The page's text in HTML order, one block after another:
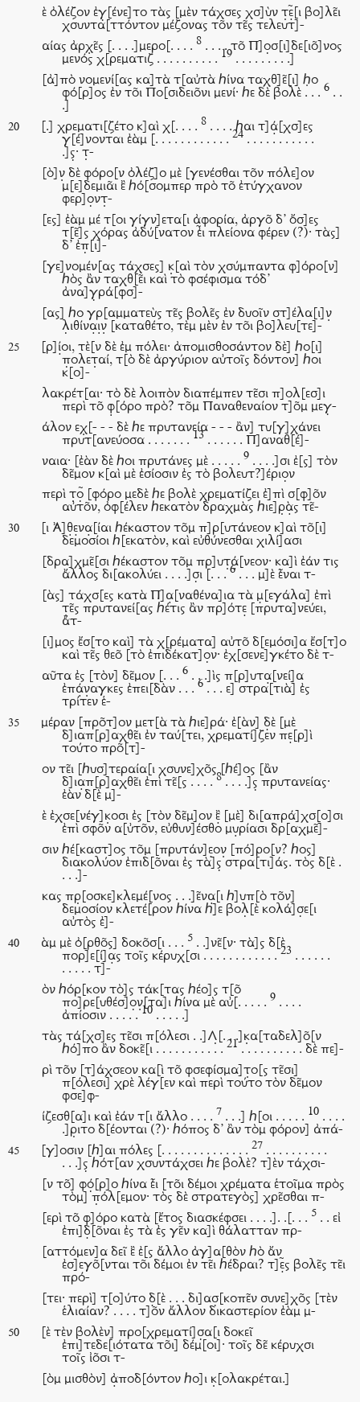
ὲ ὀλέζον ἐγ̣[ένε]το τὰς [μὲν τάχσες χσ]ὺν τ̣ε̣͂[ι βο]λε͂ι
χσυντα[ττόντον μέζονας το͂ν τε͂ς τελευτ]-
αίας ἀρχ̣ε͂ς [. . . .]μερο[. . . .8 . . . . το͂ Π]ο̣σ[ι]δε[ιο͂]νος
μενός χ[ρεματιζ . . . . . . . . . . 19 . . . . . . . . .]
[ἀ]πὸ νομενί[ας κα]τὰ τ[αὐτὰ ℎίνα ταχθ]ε͂[ι] ℎ̣ο
φό[ρ]ος ἐν το͂ι Πο[σιδειο͂νι μενί· ℎε δὲ βολὲ . . .6 . .
.]
20 [.] χρεματι[ζέτο κ]αὶ χ[. . . .8 . . . . ℎαι τ]ά̣[χσ]ες
γ[έ]νονται ἐὰμ [. . . . . . . . . . . .24 . . . . . . . . . . .
.]ς̣· τ̣-
[ὸ]ν̣ δὲ φόρο[ν ὀλέζ]ο μὲ [γενέσθαι το͂ν πόλε]ον
μ[ε]δεμιᾶι ἒ ℎό[σομπερ πρὸ το͂ ἐτύγχανον
φερ]ο̣ντ̣-
[ες] ἐὰμ μέ τ[οι γίγν]ετα[ι ἀφορία, ἀργο͂ δ’ ὄσ]ες
τ[ε͂]ς χόρας ἀδύ[νατον ἐ̃ι πλείονα φέρεν (?)· τὰς]
δ’ ἐπ̣[ι]-
[γε]νομέν[ας τάχσες] κ̣[αὶ τὸν χσύμπαντα φ]όρο[ν]
ℎὸς ἂν ταχθ[ε͂ι καὶ τὸ φσέφισμα τόδ’
ἀνα]γ̣ρά[φσ]-
[ας] ℎο γρ[αμματεὺς τε͂ς βολε͂ς ἐν δυοῖν στ]έλα[ι]ν̣
λ̣ιθίνα̣ι̣ν̣ [καταθέτο, τὲμ μὲν ἐν το͂ι βο]λευ[τε]-
25
[ρ]ί̣οι, τὲ[ν δὲ ἐμ πόλει· ἀπομισθοσάντον δὲ] ℎο[ι]
π̣ολετ̣αί, τ[ὸ δὲ ἀργύριον αὐτοῖς δόντον] ℎοι
κ[ο]-
λακρέτ[αι· τὸ δὲ λοιπὸν διαπέμπεν τε͂σι π]ολ[εσ]ι
περὶ το͂ φ̣[όρο πρὸ? το͂μ Παναθεναίον τ]ο͂μ μεγ̣-
άλον εχ̣[- - - δὲ ℎε πρυτανεία - - - ἂν] τυ[γ]χάνει
πρυτ[ανεύοσα . . . . . . . 13 . . . . . . Π]αναθ[έ]-
ναια· [ἐὰν δὲ ℎοι πρυτάνες μὲ . . . . . 9 . . . .]σι ἐ[ς] τὸν
δε͂μον κ[αὶ μὲ ἐσίοσιν ἐς τὸ βολευτ?]έριο̣ν
περὶ τ̣ο̣͂ [φόρο μεδὲ ℎε βολὲ χρεματίζει ἐ]πὶ σ[φ]ο͂ν
αὐτο͂ν, ὀφ[έλεν ℎεκατὸν δραχμὰς ℎιε]ρ̣ὰ̣ς τε͂-
30
[ι Ἀ]θ̣ε̣να̣[ίαι ℎέκαστον το͂μ π]ρ[υτάνεον κ]αὶ το͂[ι]
δεμοσίοι ℎ[εκατὸν, καὶ εὐθύνεσθαι χιλί]ασι
[δρα]χμε͂[σι ℎέκαστον το͂μ πρ]υτ̣ά̣[νεον· κα]ὶ ἐάν τις
ἄλλος δι[ακολύει . . . .]σ̣ι [. . .6 . . . μ]ὲ ἐ͂ναι τ-
[ὰς] τάχσ[ες κατὰ Π]α̣[ναθένα]ια τὰ μ̣[εγάλα] ἐπὶ
τ̣ε͂ς πρυτανεί[ας ℎέτις ἂν πρ]ότε̣ [πρυτα]νεύει,
ἄτ-
[ι]μος ἔσ[το καὶ] τὰ χ[ρέματα] αὐτο͂ δ[εμόσι]α ἔσ[τ]ο
καὶ τε͂ς θεο͂ [τὸ ἐπιδέκατ]ο̣ν· ἐχ[σενε]γκέτο δὲ τ-
αῦτα ἐς [τὸν] δε͂μον [. . .6 . . .]ὶς π[ρ]υτα̣[νεί]α
ἐπά̣ν̣αγκες ἐπει[δὰν . . .6 . . . ε] στρα[τιὰ] ἐς
τρίτεν ἑ-
35
μέραν [προ͂τ]ον μετ[ὰ τὰ ℎιε]ρά· ἐ[ὰν] δ̣ὲ [μὲ
δ]ιαπ[ρ]αχθε͂ι ἐν ταύ[τει, χρεματί]ζεν πε̣[ρ]ὶ
τούτο προ͂[τ]-
ον τε͂ι [ℎυσ]τεραία[ι χσυνε]χο͂ς [ℎέ]ος [ἂν
δ]ια̣π[ρ]αχθε͂ι ἐπὶ τε͂[ς . . . .8 . . . .]ς̣ πρυτανείας·
ἐὰν δ[ὲ μ]-
ὲ ἐχσε[νέγ]κ̣οσι ἐς [τὸν δε͂μ]ον ἒ̣ [μὲ] δι[απρά]χσ[ο]σι
ἐπὶ σφο͂ν α[ὐτο͂ν, εὐθυν]έσθο μυ̣ρίασι δρ[αχμε͂]-
σιν ℎέ[καστ]ος το͂μ [πρυτάν]ε̣ον̣ [πό]ρο[ν? ℎος]
διακολύον ἐπιδ[ο͂ναι ἐς τὰ]ς̣ στρα[τι]άς. τὸς δ[ὲ .
. . .]-
κας πρ̣[οσκε]κλεμέ[νος . . .]ε͂να̣[ι ℎ]υπ[ὸ το͂ν]
δεμοσίον κλετέ[ρον ℎίνα ℎ]ε βολ̣[ὲ κολά]σ̣ε[ι
αὐτὸς ἐ]-
40 ὰμ μὲ ὀ[ρθο͂ς] δοκο͂σ[ι . . . 5 . .]νε͂[ν· τὰ]ς δ[ὲ
πορ]ε[ί]α̣ς τοῖς κέρυχ[σι . . . . . . . . . . . .23 . . . . . .
. . . . . τ]-
ὸν ℎόρ[κον τὸ]ς τάκ[τας ℎέο]ς τ[ο͂
πο]ρε[υθέσ]ο̣ν̣[τα]ι ℎίνα μὲ αὐ[. . . . . 9 . . . .
ἀπίοσιν . . . . . 10 . . . . .]
τὰς τά[χσ]ες τε͂σι π[όλεσι . .]Λ̣[. . .]κ̣α[ταδελ]ο͂[ν
ℎό]πο ἂν δοκε͂[ι . . . . . . . . . . .21 . . . . . . . . . . δὲ πε]-
ρὶ το͂ν [τ]άχσεον κα[ὶ το͂ φσεφίσμα]τ̣ο[ς τε͂σι]
π[όλεσι] χρὲ λέγ[εν καὶ περὶ τούτο τὸν δε͂μον
φσε]φ-
ίζεσθ[α]ι καὶ ἐάν τ[ι ἄλλο . . . . 7 . . .] ℎ[οι . . . . . 10 . . . .
.]ρ̣ιτο δ[έονται (?)· ℎόπος δ’ ἂν τὸμ φόρον] ἀπά-
45 [γ]οσιν [ℎ]αι πόλες [. . . . . . . . . . . . . .27 . . . . . . . . . .
. . .]ς̣ ℎότ[αν χσυντάχσει ℎε βολὲ? τ]ὲν τάχσι-
[ν το͂] φό̣[ρ]ο ℎίνα ἐ͂ι [το͂ι δέμοι χρέματα ἑτοῖμα πρὸς
τὸμ] π̣όλ[εμον· τὸς δὲ στρατεγὸς] χρε͂σθαι π-
[ερὶ το͂ φ]όρο κατὰ [ἔτος διασκέφσει . . . .]. .[. . . 5 . . εἰ
ἐπι]δ̣[ο͂ναι ἐς τὰ ἐς γε͂ν κα]ὶ θάλατταν πρ-
[αττόμεν]α δεῖ ἒ ἐ[ς ἄλλο ἀγ]α[θὸν ℎὸ ἄν
ἐσ]εγο͂[νται το͂ι δέμοι ἐν τε͂ι ℎέδραι? τ]ε̣͂ς βολε͂ς τε͂ι
πρό-
[τει· περὶ] τ[ο]ύτο δ̣[ὲ . . . δι]ασ̣[κοπε͂ν συνε]χο͂ς [τὲν
ἑλιαίαν? . . . . τ]ο͂ν ἄλλον δικαστερίον ἐὰμ μ-
50
[ὲ τὲν βολὲν] προ[χρεματί]σ̣α[ι δοκεῖ
ἐπι]τεδε[ιότατα το͂ι] δέμ[οι]· τοῖς δε͂ κέρυχσι
τοῖς ἰο͂σι τ-
[ὸμ μισθὸν] ἀ̣ποδ[όντον ℎο]ι κ̣[ολακρέται.]